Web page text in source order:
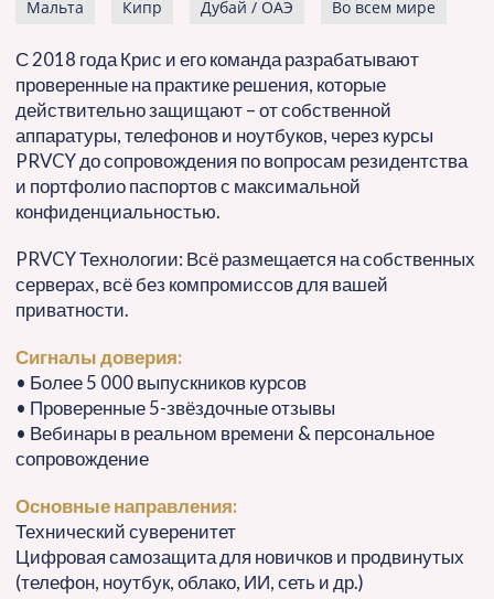
Мальта
Кипр Дубай / ОАЭ Во всем мире
С 2018 года Крис и его команда разрабатывают
проверенные на практике решения, которые
действительно защищают – от собственной
аппаратуры, телефонов и ноутбуков, через курсы
PRVCY до сопровождения по вопросам резидентства
и портфолио паспортов с максимальной
конфиденциальностью.
PRVCY Технологии: Всё размещается на собственных
серверах, всё без компромиссов для вашей
приватности.
Сигналы доверия:
• Более 5 000 выпускников курсов
• Проверенные 5-звёздочные отзывы
• Вебинары в реальном времени & персональное
сопровождение
Основные направления:
Технический суверенитет
Цифровая самозащита для новичков и продвинутых
(телефон, ноутбук, облако, ИИ, сеть и др.)